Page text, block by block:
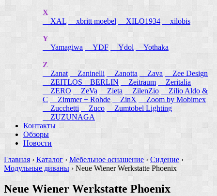
X
XAL
xbritt moebel XILO1934 xilobis
Y
Yamagiwa
YDF Ydol Yothaka
Z
Zanat
Zaninelli Zanotta Zava
Zee Design
ZEITLOS – BERLIN
Zeitraum
Zeritalia
ZERO
ZeVa Zieta ZilenZio
Zilio Aldo &
C
Zimmer + Rohde ZinX
Zoom by Mobimex
Zucchetti
Zuco
Zumtobel Lighting
ZUZUNAGA
Контакты
Обзоры
Новости
Главная › Каталог › Мебельное оснащение › Сидение ›
Модульные диваны › Neue Wiener Werkstatte Phoenix
Neue Wiener Werkstatte Phoenix